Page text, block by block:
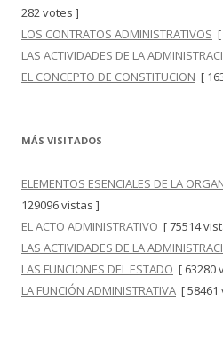
282 votes ]
LOS CONTRATOS ADMINISTRATIVOS
LAS ACTIVIDADES DE LA
EL CONCEPTO DE CONSTITUCION [
MÁS VISITADOS
ELEMENTOS ESENCIALES DE LA
129096 vistas ]
EL ACTO ADMINISTRATIVO [ 75514
LAS ACTIVIDADES DE LA
LAS FUNCIONES DEL ESTADO [ 63280
LA FUNCIÓN ADMINISTRATIVA [ 58461